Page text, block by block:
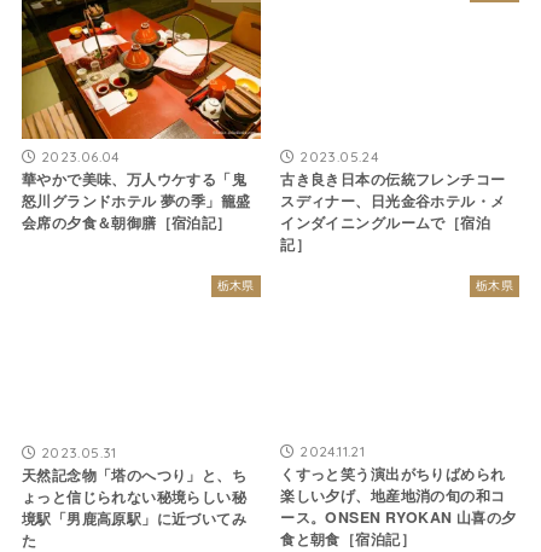
2023.06.04
華やかで美味、万人ウケする「鬼
怒川グランドホテル 夢の季」籠盛
会席の夕食＆朝御膳［宿泊記］
2023.05.24
古き良き日本の伝統フレンチコー
スディナー、日光金谷ホテル・メ
インダイニングルームで［宿泊
記］
栃木県
2023.05.31
天然記念物「塔のへつり」と、ち
ょっと信じられない秘境らしい秘
境駅「男鹿高原駅」に近づいてみ
た
栃木県
2024.11.21
くすっと笑う演出がちりばめられ
楽しい夕げ、地産地消の旬の和コ
ース。ONSEN RYOKAN 山喜の夕
食と朝食［宿泊記］